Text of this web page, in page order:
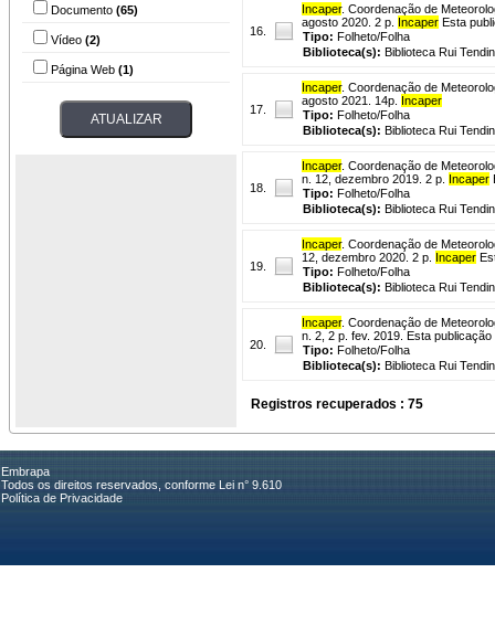
Documento (65)
Vídeo (2)
Página Web (1)
16.
Incaper. Coordenação de
agosto 2020. 2 p. Incaper Esta
Tipo: Folheto/Folha
Biblioteca(s): Biblioteca Rui
17.
Incaper. Coordenação de
agosto 2021. 14p. Incaper
Tipo: Folheto/Folha
Biblioteca(s): Biblioteca Rui
18.
Incaper. Coordenação de
n. 12, dezembro 2019. 2 p. Incaper
Tipo: Folheto/Folha
Biblioteca(s): Biblioteca Rui
19.
Incaper. Coordenação de
12, dezembro 2020. 2 p. Incaper
Tipo: Folheto/Folha
Biblioteca(s): Biblioteca Rui
20.
Incaper. Coordenação de
n. 2, 2 p. fev. 2019. Esta
Tipo: Folheto/Folha
Biblioteca(s): Biblioteca Rui
Registros recuperados : 75
Embrapa
Todos os direitos reservados, conforme Lei n° 9.610
Política de Privacidade